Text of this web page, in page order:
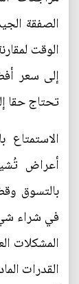
الصفقة
الوقت
إلى سعر
تحتاج حقا
أعراض
بالتسوق
في شراء
المشكلات
القدرات